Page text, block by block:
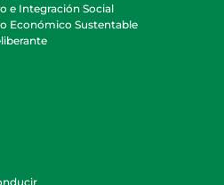
e Integración Social
Económico Sustentable